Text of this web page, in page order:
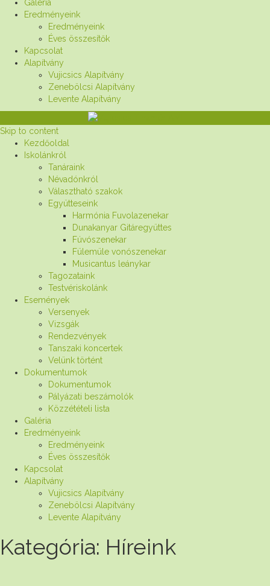
Galéria
Eredményeink
Eredményeink
Éves összesítők
Kapcsolat
Alapítvány
Vujicsics Alapítvány
Zenebölcsi Alapítvány
Levente Alapítvány
Skip to content
Kezdőoldal
Iskolánkról
Tanáraink
Névadónkról
Választható szakok
Együtteseink
Harmónia Fuvolazenekar
Dunakanyar Gitáregyüttes
Fúvószenekar
Fülemüle vonószenekar
Musicantus leánykar
Tagozataink
Testvériskolánk
Események
Versenyek
Vizsgák
Rendezvények
Tanszaki koncertek
Velünk történt
Dokumentumok
Dokumentumok
Pályázati beszámolók
Közzétételi lista
Galéria
Eredményeink
Eredményeink
Éves összesítők
Kapcsolat
Alapítvány
Vujicsics Alapítvány
Zenebölcsi Alapítvány
Levente Alapítvány
Kategória: Híreink